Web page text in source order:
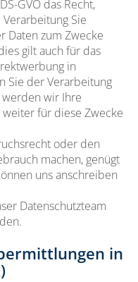
GVO das Recht,
Sie
Daten zum Zwecke
gilt auch für das
in
Sie der Verarbeitung
wir Ihre
für diese Zwecke
oder den
machen, genügt
uns anschreiben
Datenschutzteam
in